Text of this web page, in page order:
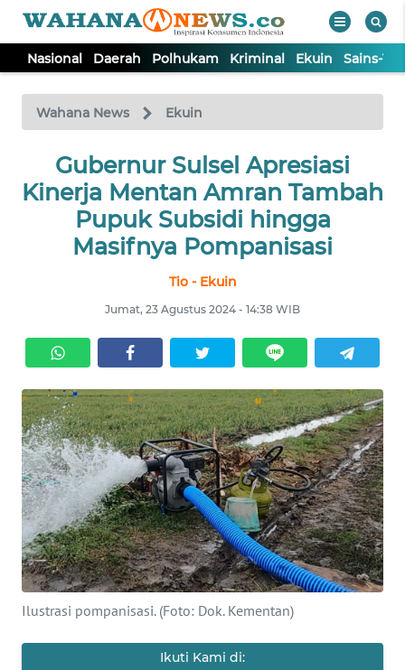
Nasional Daerah Polhukam Kriminal Ekuin Sains-
Wahana News Ekuin
Gubernur Sulsel Apresiasi
Kinerja Mentan Amran Tambah
Pupuk Subsidi hingga
Masifnya Pompanisasi
Tio - Ekuin
Jumat, 23 Agustus 2024 - 14:38 WIB
Ilustrasi pompanisasi. (Foto: Dok. Kementan)
Ikuti Kami di:
TV
Tutup
NASIONAL
DAERAH
EKUIN
SAINS-TEKNO
KESEHATAN
INTERNASIONAL
SERBA-SERBI
PENDIDIKAN